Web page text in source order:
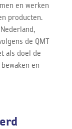
en werken
producten.
de QMT
als doel de
en